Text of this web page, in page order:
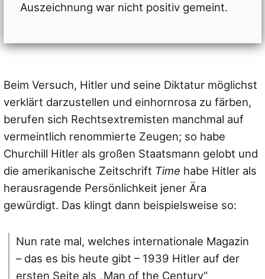
Auszeichnung war nicht positiv gemeint.
Beim Versuch, Hitler und seine Diktatur möglichst
verklärt darzustellen und einhornrosa zu färben,
berufen sich Rechtsextremisten manchmal auf
vermeintlich renommierte Zeugen; so habe
Churchill Hitler als großen Staatsmann gelobt und
die amerikanische Zeitschrift Time habe Hitler als
herausragende Persönlichkeit jener Ära
gewürdigt. Das klingt dann beispielsweise so:
Nun rate mal, welches internationale Magazin
– das es bis heute gibt – 1939 Hitler auf der
ersten Seite als „Man of the Century“